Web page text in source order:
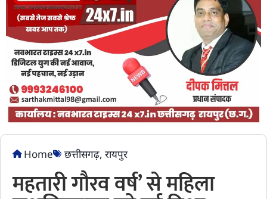
Home छत्तीसगढ़, रायपुर
महतारी गौरव वर्ष’ से महिला